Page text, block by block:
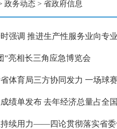
政务动态 > 省政府信息
强调 推进生产性服务业向专
”亮相长三角应急博览会
体育局三方协同发力 一场球
绩单发布 去年经济总量占全
续用力——四论贯彻落实省